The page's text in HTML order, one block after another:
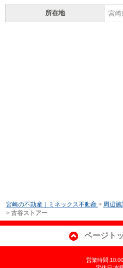
所在地 宮崎
宮崎の不動産｜ミネックス不動産 > 周辺施
> 古谷ストアー
ページト
営業時間